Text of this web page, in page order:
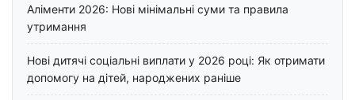
Аліменти 2026: Нові мінімальні суми та правила
утримання
Нові дитячі соціальні виплати у 2026 році: Як отримати
допомогу на дітей, народжених раніше